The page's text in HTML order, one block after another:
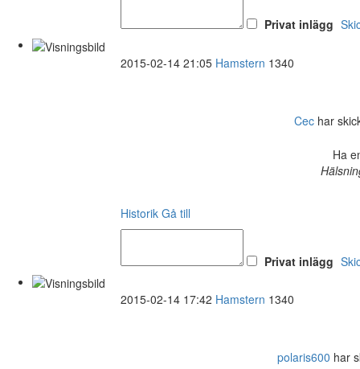
Privat inlägg
2015-02-14 21:05 Hamstern 1340
Cechar
Ha
Historik Gå till
Privat inlägg
2015-02-14 17:42 Hamstern 1340
polaris600 har